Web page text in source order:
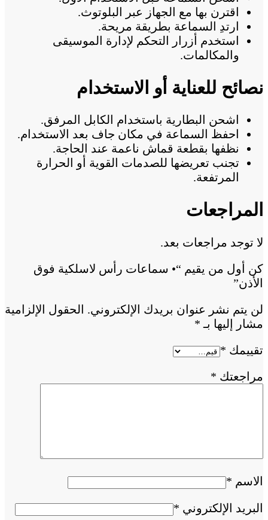
اقترن بها مع الجهاز عبر البلوتوث.
ارتدِ السماعة بطريقة مريحة.
استخدم أزرار التحكم لإدارة الموسيقى
والمكالمات.
نصائح للعناية أو الاستخدام
اشحن البطارية باستخدام الكابل المرفق.
احفظ السماعة في مكان جاف بعد الاستخدام.
نظفها بقطعة قماش ناعمة عند الحاجة.
تجنب تعريضها للصدمات القوية أو الحرارة
المرتفعة.
المراجعات
لا توجد مراجعات بعد.
كن أول من يقيم “• سماعات رأس لاسلكية فوق
الأذن”
لن يتم نشر عنوان بريدك الإلكتروني. الحقول الإلزامية
مشار إليها بـ *
تقييمك *
مراجعتك *
الاسم *
البريد الإلكتروني *